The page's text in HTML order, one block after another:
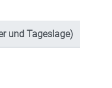
und Tageslage)